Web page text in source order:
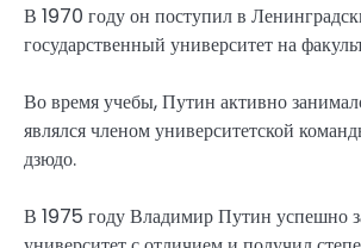
В 1970 году он поступил в
государственный университет на
Во время учебы, Путин активно
являлся членом университетской
дзюдо.
В 1975 году Владимир Путин успешно